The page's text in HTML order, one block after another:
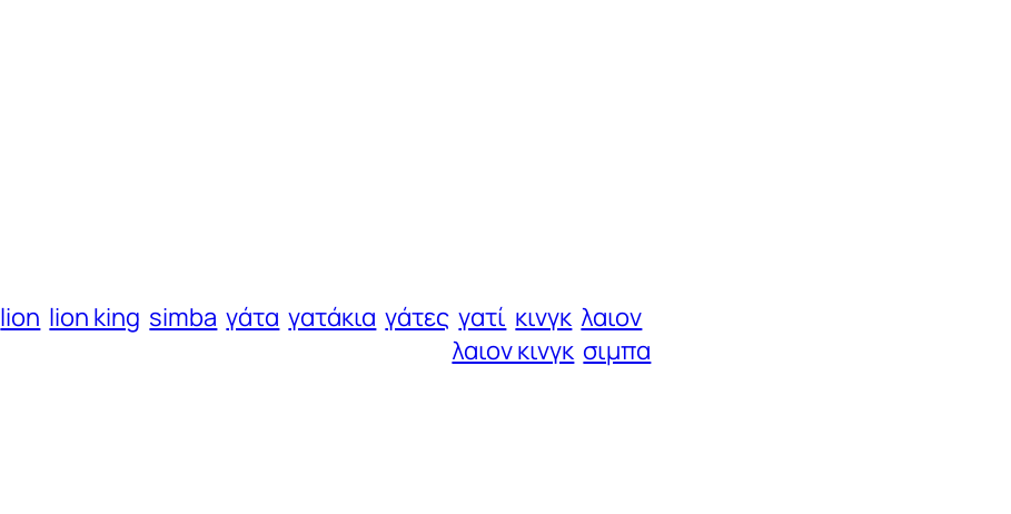
lion lion king simba γάτα γατάκια γάτες γατί κινγκ λαιον
λαιον κινγκ σιμπα